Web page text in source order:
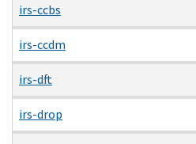
irs-ccbs
irs-ccdm
irs-dft
irs-drop